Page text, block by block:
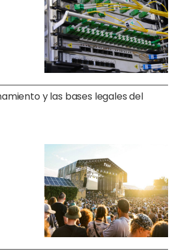
y las bases legales del